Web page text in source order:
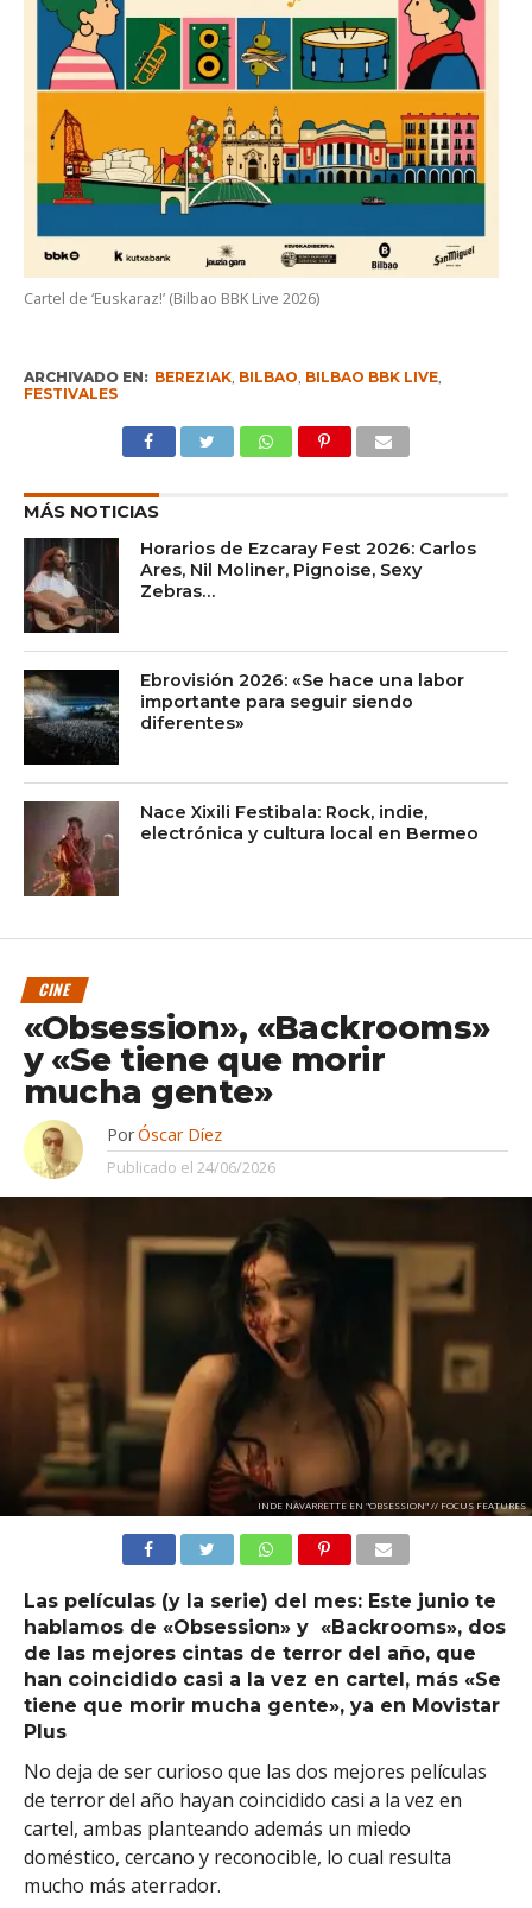
Cartel de ‘Euskaraz!’ (Bilbao BBK Live 2026)
ARCHIVADO EN: BEREZIAK, BILBAO, BILBAO BBK LIVE,
FESTIVALES
MÁS NOTICIAS
Horarios de Ezcaray Fest 2026: Carlos
Ares, Nil Moliner, Pignoise, Sexy
Zebras…
Ebrovisión 2026: «Se hace una labor
importante para seguir siendo
diferentes»
Nace Xixili Festibala: Rock, indie,
electrónica y cultura local en Bermeo
CINE
«Obsession», «Backrooms»
y «Se tiene que morir
mucha gente»
PorÓscar Díez
Publicado el 24/06/2026
INDE NAVARRETTE EN "OBSESSION" // FOCUS FEATURES
Las películas (y la serie) del mes: Este junio te
hablamos de «Obsession» y «Backrooms», dos
de las mejores cintas de terror del año, que
han coincidido casi a la vez en cartel, más «Se
tiene que morir mucha gente», ya en Movistar
Plus
No deja de ser curioso que las dos mejores películas
de terror del año hayan coincidido casi a la vez en
cartel, ambas planteando además un miedo
doméstico, cercano y reconocible, lo cual resulta
mucho más aterrador.